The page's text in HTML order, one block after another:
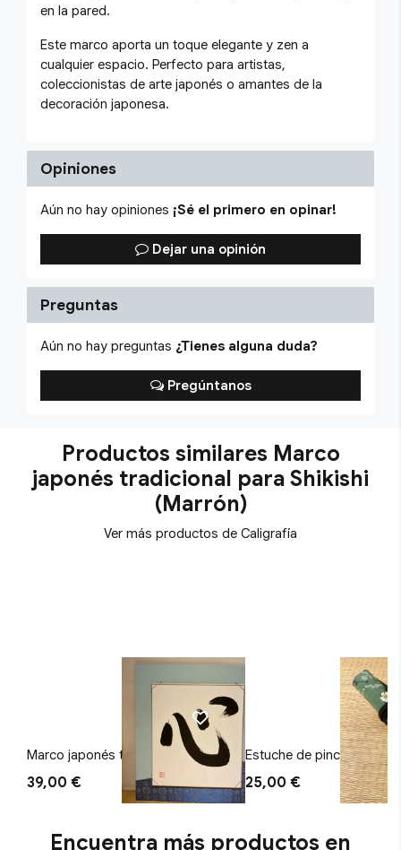
en la pared.
Este marco aporta un toque elegante y zen a
cualquier espacio. Perfecto para artistas,
coleccionistas de arte japonés o amantes de la
decoración japonesa.
Opiniones
Aún no hay opiniones ¡Sé el primero en opinar!
Dejar una opinión
Preguntas
Aún no hay preguntas ¿Tienes alguna duda?
Pregúntanos
Productos similares Marco
japonés tradicional para Shikishi
(Marrón)
Ver más productos de Caligrafía
Marco japonés tradicional para
Shikishi (Azul Claro)
39,00 €
Estuche de pincel Flor
25,00 €
Encuentra más productos en